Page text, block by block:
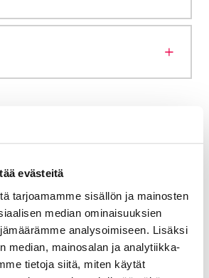
evästeitä
tarjoamamme sisällön ja mainosten
median ominaisuuksien
analysoimiseen. Lisäksi
median, mainosalan ja analytiikka-
tietoja siitä, miten käytät
Rakentaminen
Riihimäellä
valikkoa